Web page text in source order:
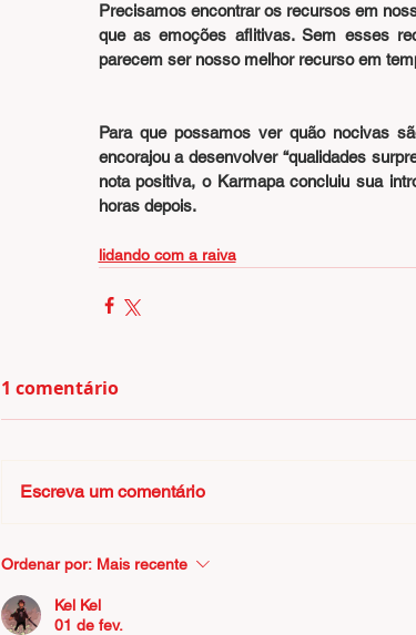
Precisamos encontrar os recursos em
que as emoções aflitivas. Sem esses
parecem ser nosso melhor recurso em
Para que possamos ver quão nocivas
encorajou a desenvolver “qualidades
nota positiva, o Karmapa concluiu sua
horas depois.
lidando com a raiva
1 comentário
Escreva um comentário
Ordenar por: Mais recente
Kel Kel
01 de fev.